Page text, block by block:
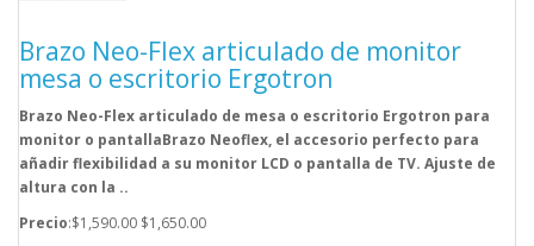
Brazo Neo-Flex articulado de monitor
mesa o escritorio Ergotron
Brazo Neo-Flex articulado de mesa o escritorio Ergotron para
monitor o pantallaBrazo Neoflex, el accesorio perfecto para
añadir flexibilidad a su monitor LCD o pantalla de TV. Ajuste de
altura con la ..
Precio:$1,590.00 $1,650.00